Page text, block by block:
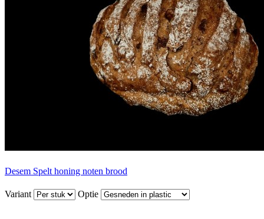
Desem Spelt honing noten brood
Variant Optie